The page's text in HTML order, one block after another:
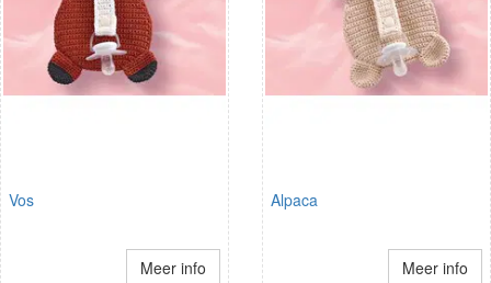
Vos
Meer info
Alpaca
Meer info